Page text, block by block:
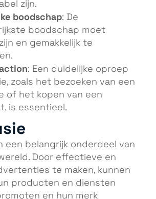
zijn.
boodschap: De
boodschap moet
en gemakkelijk te
: Een duidelijke oproep
zoals het bezoeken van een
of het kopen van een
is essentieel.
een belangrijk onderdeel van
Door effectieve en
te maken, kunnen
producten en diensten
en hun merk